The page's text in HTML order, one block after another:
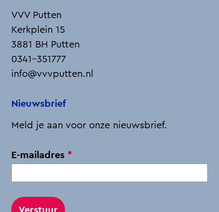
VVV Putten
Kerkplein 15
3881 BH Putten
0341-351777
info@vvvputten.nl
Nieuwsbrief
Meld je aan voor onze nieuwsbrief.
E-mailadres *v
r